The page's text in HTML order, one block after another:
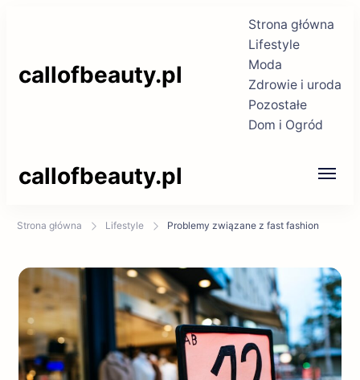
callofbeauty.pl
Strona główna
Lifestyle
Moda
Zdrowie i uroda
Pozostałe
Dom i Ogród
callofbeauty.pl
Strona główna Lifestyle Problemy związane z fast fashion